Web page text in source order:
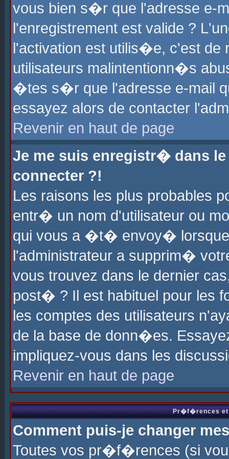
vous bien s�r que l'adresse e-
l'enregistrement est valide ?
l'activation est utilis�e, c'est
utilisateurs malintentionn�s
�tes s�r que l'adresse e-mail
essayez alors de contacter
Revenir en haut de page
Je me suis enregistr� dans
connecter ?!
Les raisons les plus probables
entr� un nom d'utilisateur ou
qui vous a �t� envoy�
l'administrateur a supprim�
vous trouvez dans le dernier
post� ? Il est habituel pour les
les comptes des utilisateurs
de la base de donn�es.
impliquez-vous dans les
Revenir en haut de page
Pr�f�rences et
Comment puis-je changer
Toutes vos pr�f�rences (si